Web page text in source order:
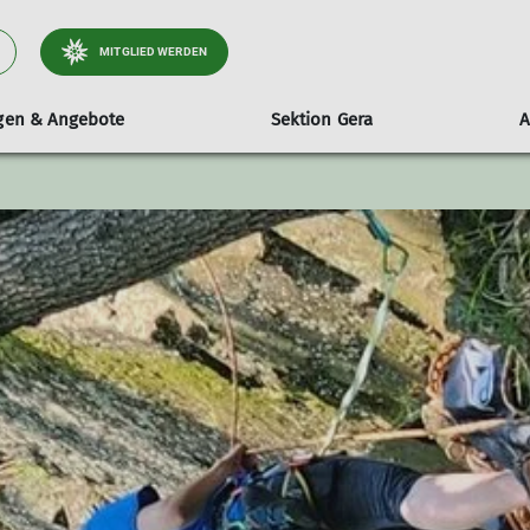
MITGLIED WERDEN
& Angebote
mobile Kletterwand
Technische Daten
Ausleihen
Der
Routen
Sektion Gera
& Sitzungstermine
Beschlüsse
Sektionsheft
Aktuelle Ausgabe
Archiv
Wandern
Wanderleiter
Hinweise & Teilnahmebedingungen
Frauensportgruppe
Geschäftsordnung Wanderleiter
Wandergruppe
TGW-Informationen
Tourenberichte